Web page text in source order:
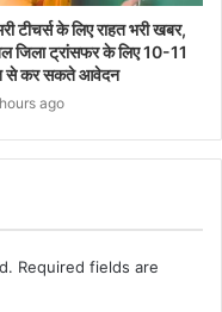
टीचर्स के लिए राहत भरी खबर,
जिला ट्रांसफर के लिए 10-11
से कर सकते आवेदन
ago
Required fields are